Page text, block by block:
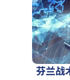
芬兰战